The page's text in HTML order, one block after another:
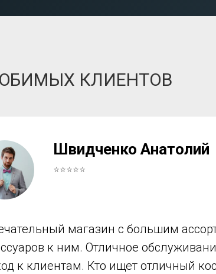
КЛИЕНТОВ
Швидченко Анатолий
⭐⭐⭐⭐⭐
магазин с большим
к ним. Отличное
к клиентам. Кто ищет отличный